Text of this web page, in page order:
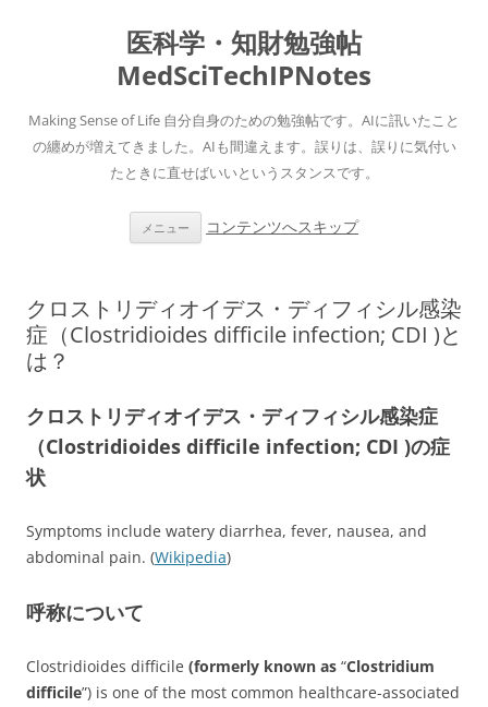
医科学・知財勉強帖
MedSciTechIPNotes
Making Sense of Life 自分自身のための勉強帖です。AIに訊いたこと
の纏めが増えてきました。AIも間違えます。誤りは、誤りに気付い
たときに直せばいいというスタンスです。
メニュー コンテンツへスキップ
クロストリディオイデス・ディフィシル感染
症（Clostridioides difficile infection; CDI )と
は？
クロストリディオイデス・ディフィシル感染症
（Clostridioides difficile infection; CDI )の症
状
Symptoms include watery diarrhea, fever, nausea, and
abdominal pain. (Wikipedia)
呼称について
Clostridioides difficile (formerly known as “Clostridium
difficile”) is one of the most common healthcare-associated